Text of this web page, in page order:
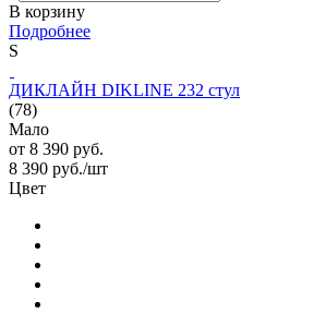
В корзину
Подробнее
S
ДИКЛАЙН DIKLINE 232 стул
(78)
Мало
от 8 390 руб.
8 390 руб./шт
Цвет